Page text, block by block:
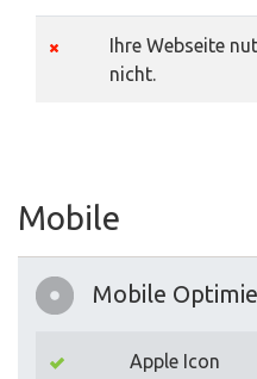
Ihre Webseite
nicht.
Mobile
Mobile
Apple Icon